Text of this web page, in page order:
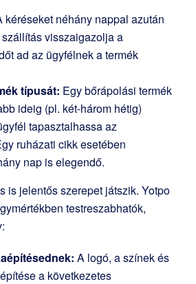
kéréseket néhány nappal azután
visszaigazolja a
ad az ügyfélnek a termék
típusát: Egy bőrápolási termék
ideig (pl. két-három hétig)
tapasztalhassa az
ruházati cikk esetében
nap is elegendő.
is jelentős szerepet játszik. Yotpo
testreszabhatók,
A logó, a színek és
a következetes